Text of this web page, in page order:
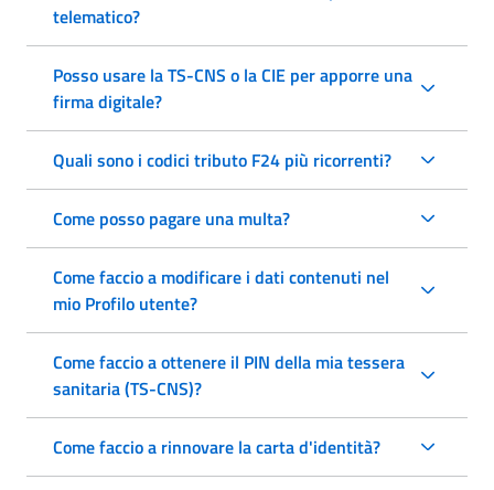
telematico?
Posso usare la TS-CNS o la CIE per apporre una
firma digitale?
Quali sono i codici tributo F24 più ricorrenti?
Come posso pagare una multa?
Come faccio a modificare i dati contenuti nel
mio Profilo utente?
Come faccio a ottenere il PIN della mia tessera
sanitaria (TS-CNS)?
Come faccio a rinnovare la carta d'identità?